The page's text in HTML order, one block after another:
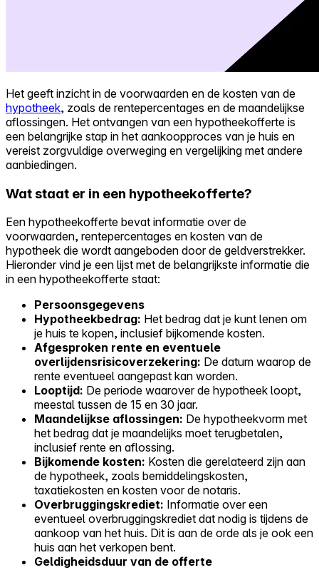
Het geeft inzicht in de voorwaarden en de kosten van de
hypotheek, zoals de rentepercentages en de maandelijkse
aflossingen. Het ontvangen van een hypotheekofferte is
een belangrijke stap in het aankoopproces van je huis en
vereist zorgvuldige overweging en vergelijking met andere
aanbiedingen.
Wat staat er in een hypotheekofferte?
Een hypotheekofferte bevat informatie over de
voorwaarden, rentepercentages en kosten van de
hypotheek die wordt aangeboden door de geldverstrekker.
Hieronder vind je een lijst met de belangrijkste informatie die
in een hypotheekofferte staat:
Persoonsgegevens
Hypotheekbedrag: Het bedrag dat je kunt lenen om
je huis te kopen, inclusief bijkomende kosten.
Afgesproken rente en eventuele
overlijdensrisicoverzekering: De datum waarop de
rente eventueel aangepast kan worden.
Looptijd: De periode waarover de hypotheek loopt,
meestal tussen de 15 en 30 jaar.
Maandelijkse aflossingen: De hypotheekvorm met
het bedrag dat je maandelijks moet terugbetalen,
inclusief rente en aflossing.
Bijkomende kosten: Kosten die gerelateerd zijn aan
de hypotheek, zoals bemiddelingskosten,
taxatiekosten en kosten voor de notaris.
Overbruggingskrediet: Informatie over een
eventueel overbruggingskrediet dat nodig is tijdens de
aankoop van het huis. Dit is aan de orde als je ook een
huis aan het verkopen bent.
Geldigheidsduur van de offerte